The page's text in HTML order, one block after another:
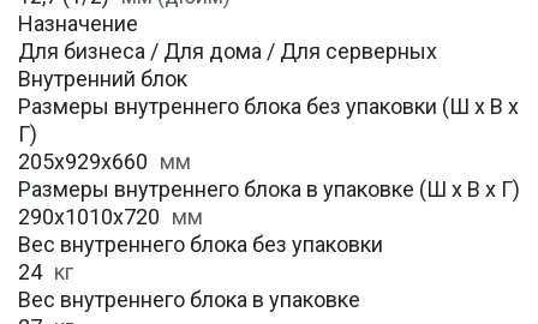
Назначение
Для бизнеса / Для дома / Для серверных
Внутренний блок
Размеры внутреннего блока без упаковки (Ш х В х
Г)
205х929х660 мм
Размеры внутреннего блока в упаковке (Ш х В х Г)
290х1010х720 мм
Вес внутреннего блока без упаковки
24 кг
Вес внутреннего блока в упаковке